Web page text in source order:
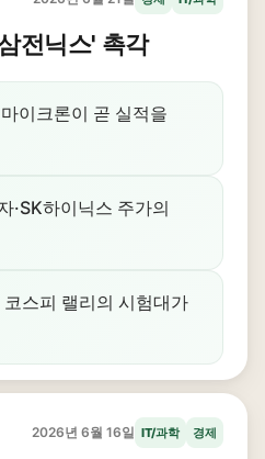
전닉스' 촉각
이크론이 곧 실적을
·SK하이닉스 주가의
스피 랠리의 시험대가
2026년 6월 16일 IT/과학 경제